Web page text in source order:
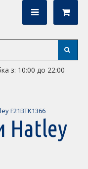
з: 10:00 до 22:00
F21BTK1366
Hatley